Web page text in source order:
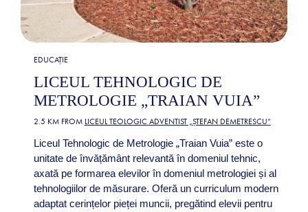
EDUCAȚIE
LICEUL TEHNOLOGIC DE
METROLOGIE „TRAIAN VUIA”
2.5 KM FROM LICEUL TEOLOGIC ADVENTIST „ȘTEFAN DEMETRESCU”
Liceul Tehnologic de Metrologie „Traian Vuia” este o
unitate de învățământ relevantă în domeniul tehnic,
axată pe formarea elevilor în domeniul metrologiei și al
tehnologiilor de măsurare. Oferă un curriculum modern
adaptat cerințelor pieței muncii, pregătind elevii pentru